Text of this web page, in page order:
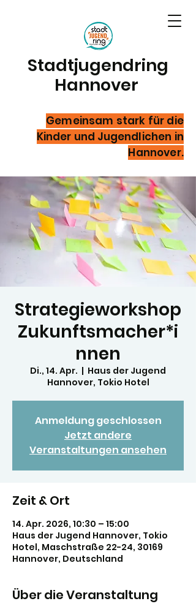
Stadtjugendring
Hannover
Gemeinsam stark für die
Kinder und Jugendlichen in
Hannover.
Strategieworkshop
Zukunftsmacher*i
nnen
Di., 14. Apr.
  |
Haus der Jugend
Hannover, Tokio Hotel
Anmeldung geschlossen
Jetzt andere
Veranstaltungen ansehen
Zeit & Ort
14. Apr. 2026, 10:30 – 15:00
Haus der Jugend Hannover, Tokio
Hotel, Maschstraße 22-24, 30169
Hannover, Deutschland
Über die Veranstaltung